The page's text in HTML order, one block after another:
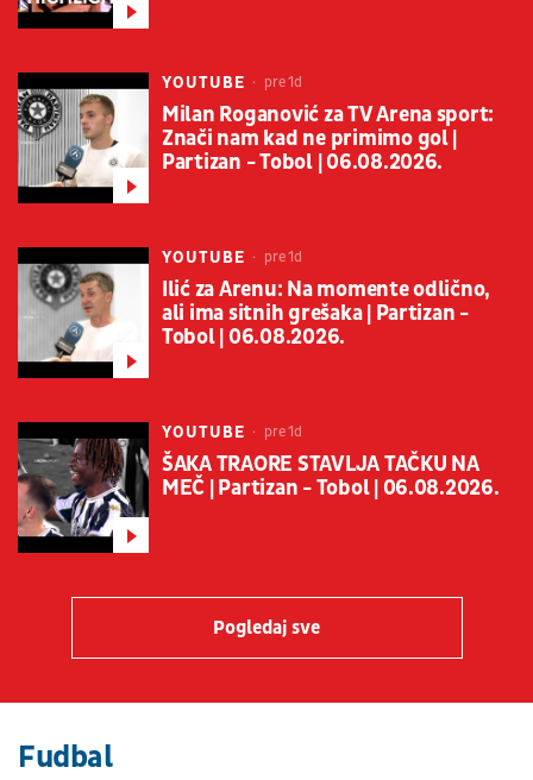
YOUTUBE pre 1d
Milan Roganović za TV Arena sport:
Znači nam kad ne primimo gol |
Partizan - Tobol | 06.08.2026.
YOUTUBE pre 1d
Ilić za Arenu: Na momente odlično,
ali ima sitnih grešaka | Partizan -
Tobol | 06.08.2026.
YOUTUBE pre 1d
ŠAKA TRAORE STAVLJA TAČKU NA
MEČ | Partizan - Tobol | 06.08.2026.
Pogledaj sve
Fudbal